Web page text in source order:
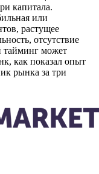
капитала.
или
растущее
отсутствие
тайминг может
как показал опыт
рынка за три